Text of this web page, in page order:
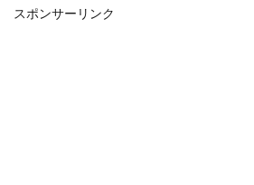
スポンサーリンク